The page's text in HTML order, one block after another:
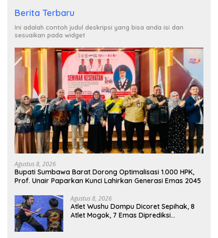
Berita Terbaru
Ini adalah contoh judul deskripsi yang bisa anda isi dan
sesuaikan pada widget
Agustus 8, 2026
Bupati Sumbawa Barat Dorong Optimalisasi 1.000 HPK,
Prof. Unair Paparkan Kunci Lahirkan Generasi Emas 2045
Agustus 8, 2026
Atlet Wushu Dompu Dicoret Sepihak, 8
Atlet Mogok, 7 Emas Diprediksi